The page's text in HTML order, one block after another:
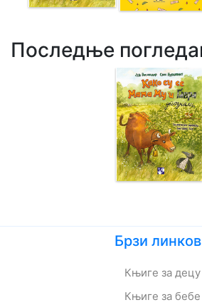
Последње
Брзи
Књиге за децу
Књиге за бебе